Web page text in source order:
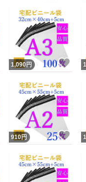
スピード&安心発送
※このバッジは実績に基づく表
スピード＆安心発送
安心発送
いいね！
1,090 円 い
いいね！
910円 い